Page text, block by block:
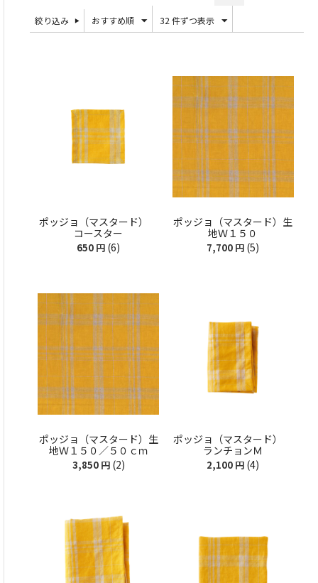
絞り込み おすすめ順 32 件ずつ表示
ポッジョ（マスタード）
コースター
650 円 (6)
ポッジョ（マスタード）生
地Ｗ１５０
7,700 円 (5)
ポッジョ（マスタード）生
地Ｗ１５０／５０ｃｍ
3,850 円 (2)
ポッジョ（マスタード）
ランチョンＭ
2,100 円 (4)